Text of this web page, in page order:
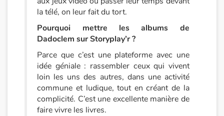
la télé, on leur fait du tort.
Pourquoi mettre les albums de
Dadoclem sur Storyplay’r ?
Parce que c’est une plateforme avec une
idée géniale : rassembler ceux qui vivent
loin les uns des autres, dans une activité
commune et ludique, tout en créant de la
complicité. C’est une excellente manière de
faire vivre les livres.